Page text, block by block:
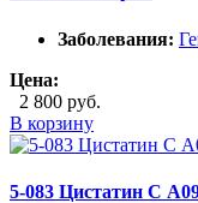
Заболевания:
Цена:
2 800 руб.
В корзину
5-083 Цистатин С